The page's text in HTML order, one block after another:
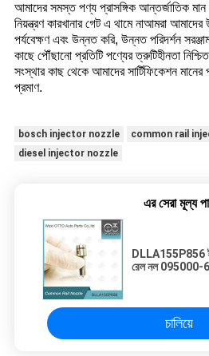
আমাদের সমস্ত পণ্য প্রাসঙ্গিক আন্তর্জাতিক
নিয়ন্ত্রণ কারখানার গেট এ থামে নাআমরা
পর্যবেক্ষণ এবং উন্নত করি, উন্নত পরিদর্শন
কাছে পৌঁছানো প্রতিটি পণ্যের ত্রুটিহীনতা
সংস্থার কাছ থেকে আমাদের সার্টিফিকেশন
প্রমাণ.
bosch injector nozzle
common rail
diesel injector nozzle
এর সেরা মূল্য
DLLA155P856
রেল নল
চালিয়ে